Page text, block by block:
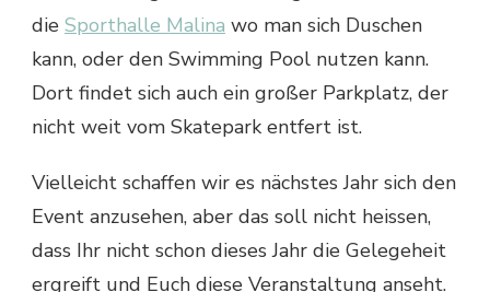
die Sporthalle Malina wo man sich Duschen
kann, oder den Swimming Pool nutzen kann.
Dort findet sich auch ein großer Parkplatz, der
nicht weit vom Skatepark entfert ist.
Vielleicht schaffen wir es nächstes Jahr sich den
Event anzusehen, aber das soll nicht heissen,
dass Ihr nicht schon dieses Jahr die Gelegeheit
ergreift und Euch diese Veranstaltung anseht.